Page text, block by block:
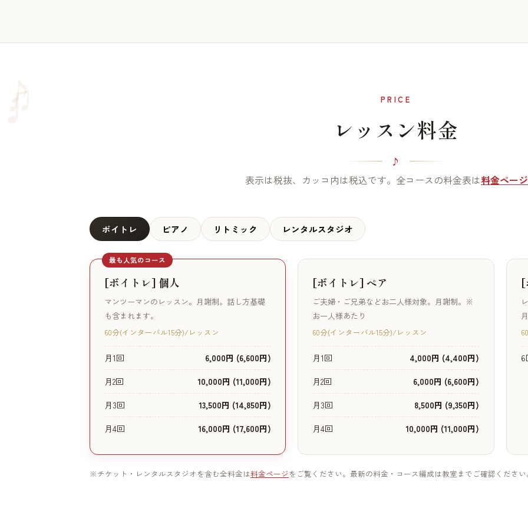
♪
♫ PRICE
レッスン料金
表示は税抜、カッコ内は税込です。全コースの料金表は料金ページ
ボイトレ ピアノ リトミック レンタルスタジオ
最も人気のコース
[ボイトレ] 個人
マンツーマンのレッスン。月謝制。話し方基礎
も含まれます。
60分(インターバル15分)/レッスン
月1回
6,000円 (6,600円)
月2回
10,000円 (11,000円)
月3回
13,500円 (14,850円)
月4回
16,000円 (17,600円)
[ボイトレ] ペア
ご夫婦・ご兄弟などお二人様対象。月謝制。※
お一人様あたり
60分(インターバル15分)/レッスン
月1回
4,000円 (4,400円)
月2回
6,000円 (6,600円)
月3回
8,500円 (9,350円)
月4回
10,000円 (11,000円)
[
6
※チケット・レンタルスタジオを含む全料金は料金ページ をご覧ください。最新の料金・コース編成は教室までご確認くださ